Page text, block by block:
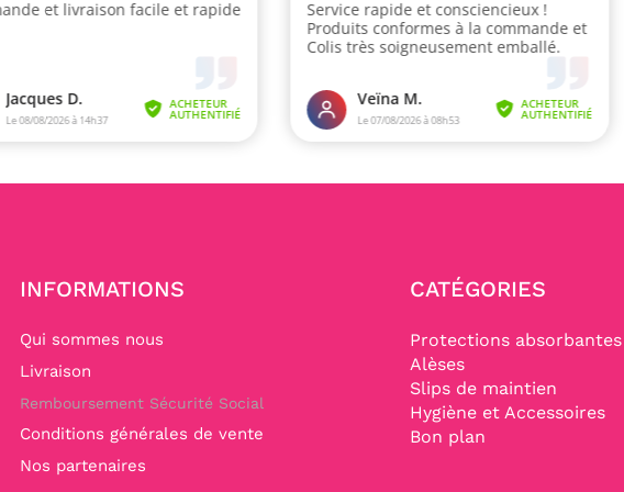
INFORMATIONS
Qui sommes nous
Livraison
Remboursement Sécurité Social
Conditions générales de vente
Nos partenaires
CATÉGORIES
Protections absorbantes
Alèses
Slips de maintien
Hygiène et Accessoires
Bon plan